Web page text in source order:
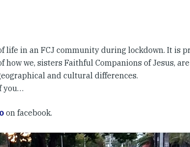
life in an FCJ community during lockdown. It is
how we, sisters Faithful Companions of Jesus,
and cultural differences.
you…
on facebook.